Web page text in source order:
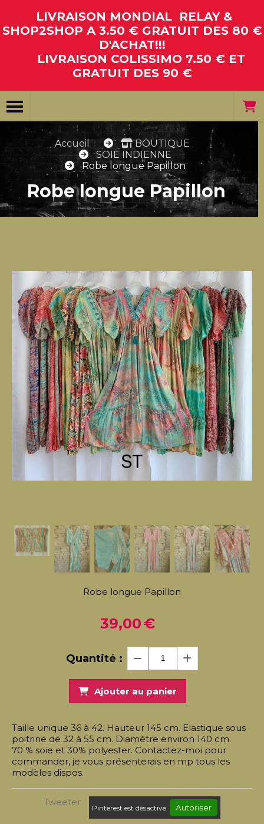
LIVRAISON MONDIAL RELAY &
SHOP2SHOP A 3.50 € GRATUIT DES 80 €
D'ACHAT!!!
LIVRAISON COLISSIMO 7.50 € ET
GRATUIT DES 90 €
Accueil
BOUTIQUE
SOIE INDIENNE
Robe longue Papillon
Robe longue Papillon
Robe longue Papillon
39,00€
Quantité :
Ajouter au panier
Taille unique 36 à 42. Hauteur 145 cm. Elastique sous
poitrine de 32 à 55 cm. Diamètre environ 140 cm.
70 % soie et 30% polyester. Contactez-moi pour
commander, je vous présenterais en mp tous les
modèles dispos.
Tweeter
Pinterest est désactivé. Autoriser